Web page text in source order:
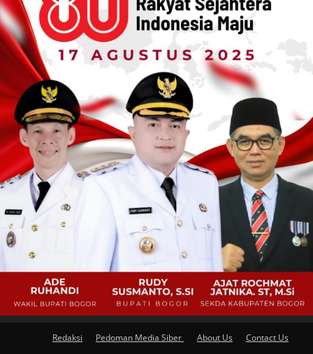
Redaksi Pedoman Media Siber About Us Contact Us